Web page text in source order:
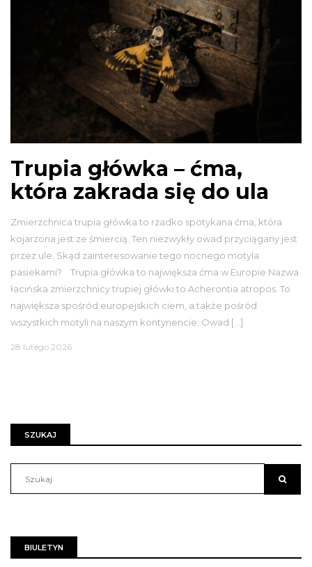
Trupia główka – ćma,
która zakrada się do ula
Zmierzchnica trupia główka to rzadko spotykana ćma, która
kojarzona jest ze śmiercią. Ten niezwykły owad przyciągany jest
przez ule. Skąd zainteresowanie tego nocnego motyla
pasiekami? Trupia główka to największa ćma w Europie Nazwa
łacińska zmierzchnicy trupiej główki to Acherontia atropos. To
największa spośród europejskich ciem, a także pośród
wszystkich motyli na naszym kontynencie. Owad […]
28 lutego 2026
SZUKAJ
BIULETYN